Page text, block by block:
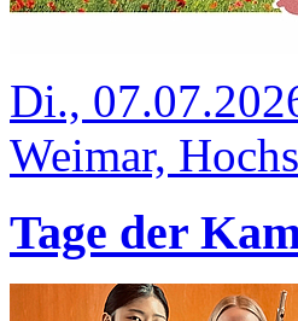
Di.,
Weimar,
Tage der